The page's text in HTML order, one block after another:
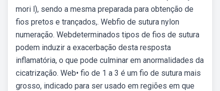
mori l), sendo a mesma preparada para obtenção de
fios pretos e trançados,. Webfio de sutura nylon
numeração. Webdeterminados tipos de fios de sutura
podem induzir a exacerbação desta resposta
inflamatória, o que pode culminar em anormalidades da
cicatrização. Web• fio de 1 a 3 é um fio de sutura mais
grosso, indicado para ser usado em regiões em que